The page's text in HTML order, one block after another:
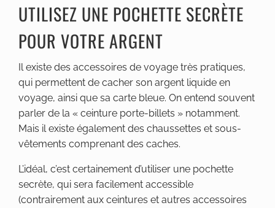
UTILISEZ UNE POCHETTE SECRÈTE
POUR VOTRE ARGENT
Il existe des accessoires de voyage très pratiques,
qui permettent de cacher son argent liquide en
voyage, ainsi que sa carte bleue. On entend souvent
parler de la « ceinture porte-billets » notamment.
Mais il existe également des chaussettes et sous-
vêtements comprenant des caches.
L’idéal, c’est certainement d’utiliser une pochette
secrète, qui sera facilement accessible
(contrairement aux ceintures et autres accessoires